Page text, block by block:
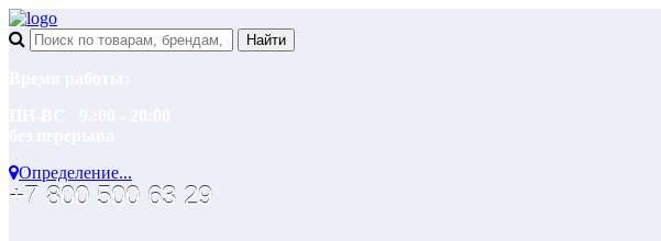
Определение...
+7 800 500 63 29